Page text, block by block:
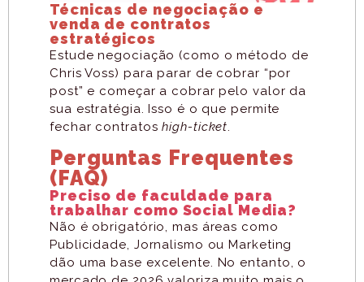
Técnicas de negociação e
venda de contratos
estratégicos
Estude negociação (como o método de
Chris Voss) para parar de cobrar “por
post” e começar a cobrar pelo valor da
sua estratégia. Isso é o que permite
fechar contratoshigh-ticket.
Perguntas Frequentes
(FAQ)
Preciso de faculdade para
trabalhar como Social Media?
Não é obrigatório, mas áreas como
Publicidade, Jornalismo ou Marketing
dão uma base excelente. No entanto, o